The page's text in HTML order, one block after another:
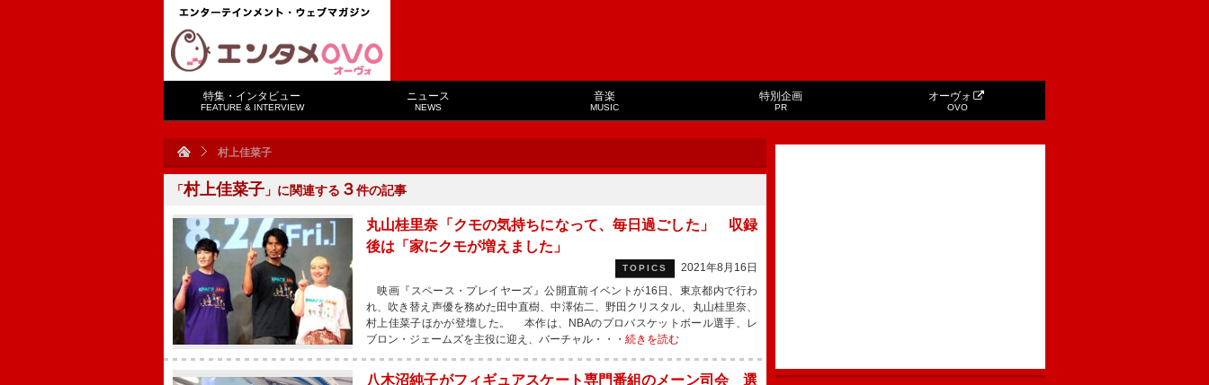
特集・インタビュー
FEATURE & INTERVIEW
ニュース
NEWS
音楽
MUSIC
特別企画
PR
オーヴォ
OVO
村上佳菜子
「村上佳菜子 」に関連する ３件の記事
丸山桂里奈「クモの気持ちになって、毎日過ごした」 収録
後は「家にクモが増えました」
TOPICS
2021年8月16日
映画『スペース・プレイヤーズ』公開直前イベントが16日、東京都内で行わ
れ、吹き替え声優を務めた田中直樹、中澤佑二、野田クリスタル、丸山桂里奈、
村上佳菜子ほかが登壇した。 本作は、NBAのプロバスケットボール選手、レ
ブロン・ジェームズを主役に迎え、バーチャル・・・ 続きを読む
八木沼純子がフィギュアスケート専門番組のメーン司会 選